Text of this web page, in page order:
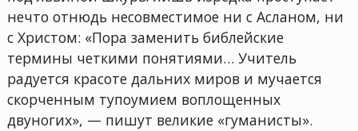
нечто отнюдь несовместимое ни с Асланом, ни
с Христом: «Пора заменить библейские
термины четкими понятиями… Учитель
радуется красоте дальних миров и мучается
скорченным тупоумием воплощенных
двуногих», — пишут великие «гуманисты».